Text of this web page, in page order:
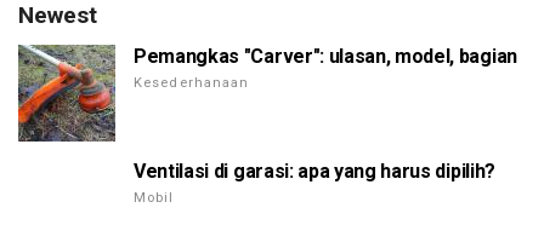
Newest
Pemangkas "Carver": ulasan, model, bagian
Kesederhanaan
Ventilasi di garasi: apa yang harus dipilih?
Mobil